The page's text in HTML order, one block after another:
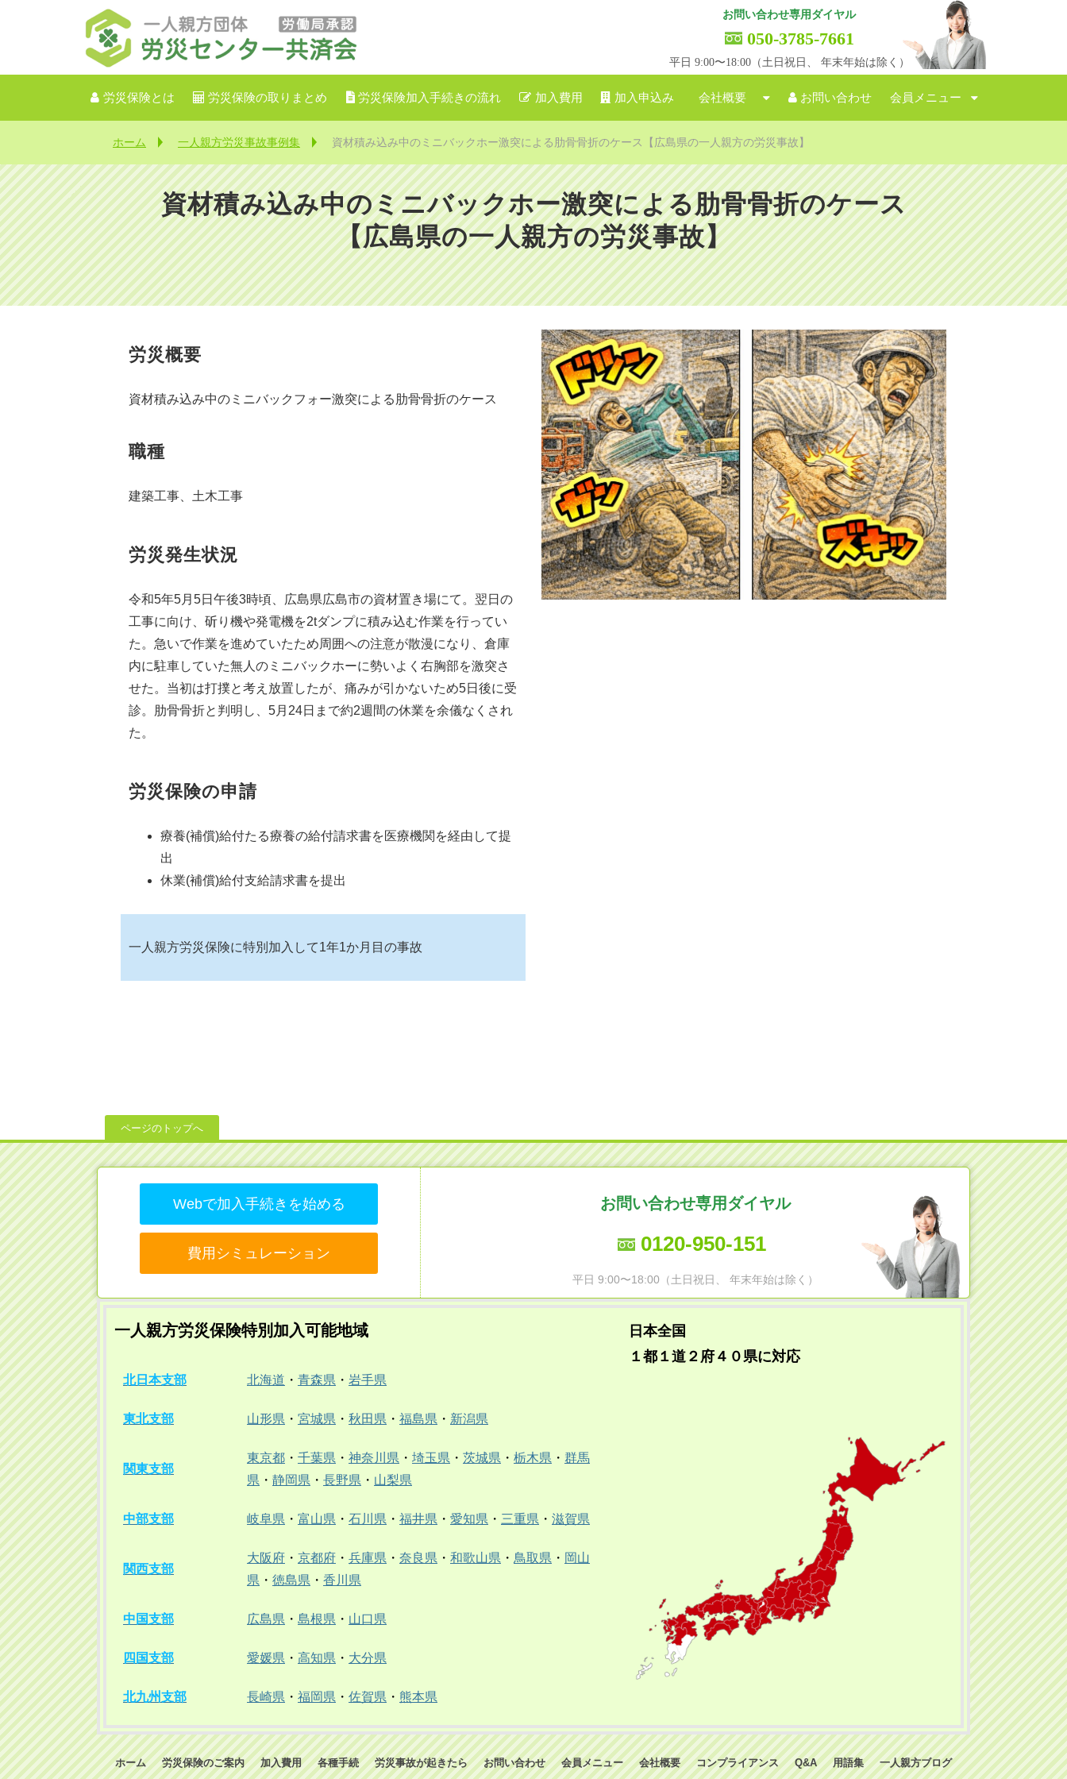
お問い合わせ専用ダイヤル
050-3785-7661
平日 9:00〜18:00（土日祝日、 年末年始は除く）
労災保険とは 労災保険の取りまとめ 労災保険加入手続きの流れ 加入費用 加入申込み 会社概要 お問い合わせ 会員メニュー
ホーム 一人親方労災事故事例集 資材積み込み中のミニバックホー激突による肋骨骨折のケース【広島県の一人親方の労災事故】
資材積み込み中のミニバックホー激突による肋骨骨折のケース
【広島県の一人親方の労災事故】
労災概要
資材積み込み中のミニバックフォー激突による肋骨骨折のケース
職種
建築工事、土木工事
労災発生状況
令和5年5月5日午後3時頃、広島県広島市の資材置き場にて。翌日の
工事に向け、斫り機や発電機を2tダンプに積み込む作業を行ってい
た。急いで作業を進めていたため周囲への注意が散漫になり、倉庫
内に駐車していた無人のミニバックホーに勢いよく右胸部を激突さ
せた。当初は打撲と考え放置したが、痛みが引かないため5日後に受
診。肋骨骨折と判明し、5月24日まで約2週間の休業を余儀なくされ
た。
労災保険の申請
療養(補償)給付たる療養の給付請求書を医療機関を経由して提
出
休業(補償)給付支給請求書を提出
一人親方労災保険に特別加入して1年1か月目の事故
ページのトップへ
Webで加入手続きを始める
費用シミュレーション
お問い合わせ専用ダイヤル
0120-950-151
平日 9:00〜18:00（土日祝日、 年末年始は除く）
一人親方労災保険特別加入可能地域
北日本支部 北海道 ・ 青森県 ・ 岩手県
東北支部 山形県 ・ 宮城県 ・ 秋田県 ・ 福島県 ・ 新潟県
関東支部
東京都 ・ 千葉県 ・ 神奈川県 ・ 埼玉県 ・ 茨城県 ・ 栃木県 ・ 群馬
県 ・ 静岡県 ・ 長野県 ・ 山梨県
中部支部 岐阜県 ・ 富山県 ・ 石川県 ・ 福井県 ・ 愛知県 ・ 三重県 ・ 滋賀県
関西支部
大阪府 ・ 京都府 ・ 兵庫県 ・ 奈良県 ・ 和歌山県 ・ 鳥取県 ・ 岡山
県 ・ 徳島県 ・ 香川県
中国支部 広島県 ・ 島根県 ・ 山口県
四国支部 愛媛県 ・ 高知県 ・ 大分県
北九州支部 長崎県 ・ 福岡県 ・ 佐賀県 ・ 熊本県
日本全国
１都１道２府４０県に対応
ホーム 労災保険のご案内 加入費用 各種手続 労災事故が起きたら お問い合わせ 会員メニュー 会社概要 コンプライアンス Q&A 用語集 一人親方ブログ